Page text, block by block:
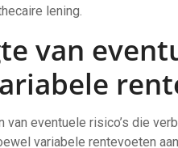
lening.
van
eventuele risico’s die
variabele rentevoeten